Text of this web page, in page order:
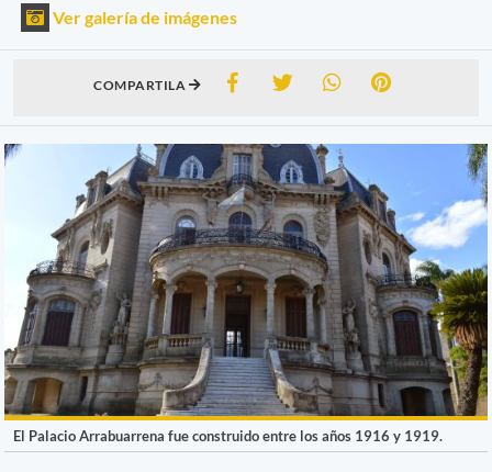
Ver galería de imágenes
COMPARTILA
El Palacio Arrabuarrena fue construido entre los años 1916 y 1919.